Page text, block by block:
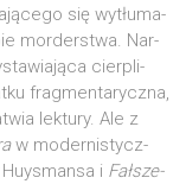
się wytłu­ma­
mor­der­stwa. Nar­
cier­pli­
frag­men­ta­rycz­na,
lek­tu­ry. Ale z
w moder­ni­stycz­
i Fał­sze­